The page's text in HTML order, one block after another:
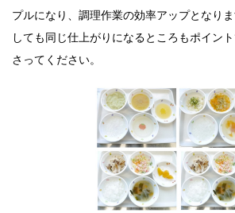
プルになり、調理作業の効率アップとなり
しても同じ仕上がりになるところもポイン
さってください。